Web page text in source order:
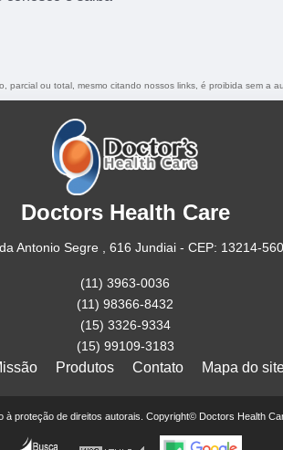
parcial ou total, mesmo citando nossos links, é proibida sem a
Doctors Health Care
Antonio Segre , 616 Jundiai - CEP: 13214-560
(11) 3963-0036
(11) 98366-8432
(15) 3326-9334
(15) 99109-3183
Produtos Contato Mapa do
à proteção de direitos autorais. Copyright© Doctors Health